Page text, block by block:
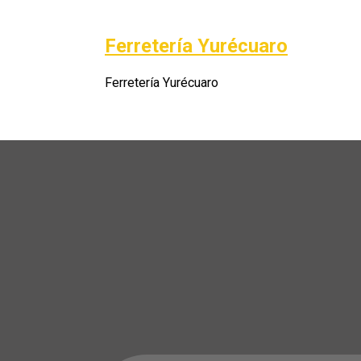
Ferretería Yurécuaro
Ferretería Yurécuaro